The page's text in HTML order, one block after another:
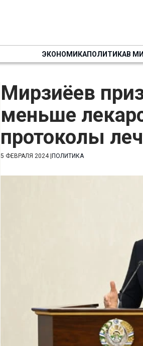
ЭКОНОМИКАПОЛИТИКАВ
Мирзиёев
меньше
протоколы
5 ФЕВРАЛЯ 2024| ПОЛИТИКА